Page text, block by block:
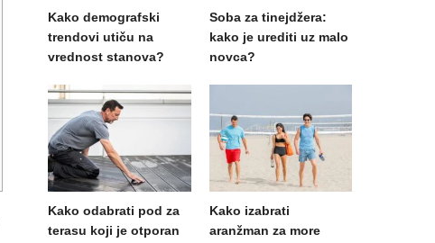
Kako demografski
trendovi utiču na
vrednost stanova?
Soba za tinejdžera:
kako je urediti uz malo
novca?
Kako odabrati pod za
terasu koji je otporan
Kako izabrati
aranžman za more